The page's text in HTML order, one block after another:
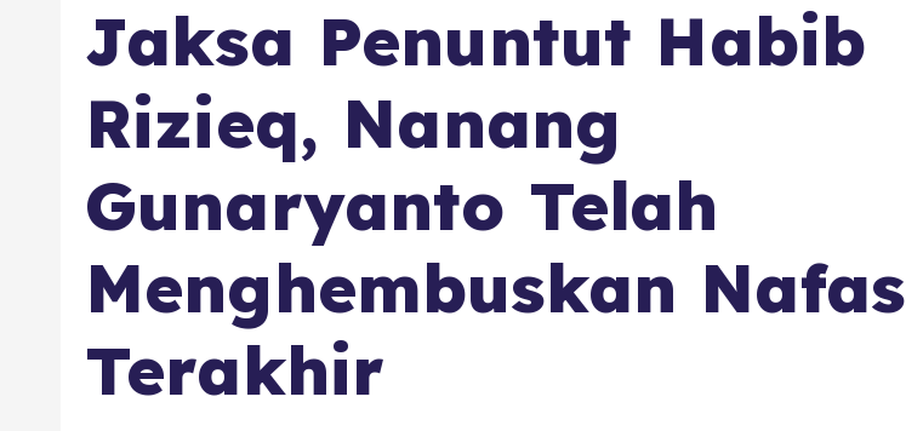
Jaksa Penuntut Habib
Rizieq, Nanang
Gunaryanto Telah
Menghembuskan Nafas
Terakhir